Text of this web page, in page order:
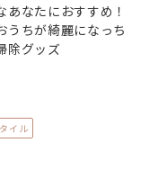
あなたにおすすめ！
うちが綺麗になっち
除グッズ
イル